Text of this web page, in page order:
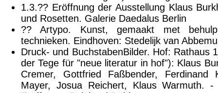
1.3.?? Eröffnung der Ausstellung Klaus
und Rosetten. Galerie Daedalus Berlin
?? Artypo. Kunst, gemaakt met
technieken. Eindhoven: Stedelijk van
Druck- und BuchstabenBilder. Hof: Rathaus
der Tege für "neue literatur in hof"): Klaus
Cremer, Gottfried Faßbender, Ferdinand
Mayer, Josua Reichert, Klaus Warmuth. -